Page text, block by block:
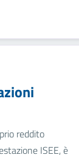
reddito
ISEE, è